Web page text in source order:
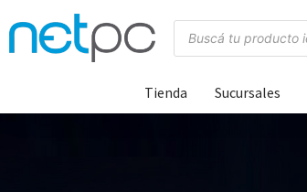
Tienda Sucursales